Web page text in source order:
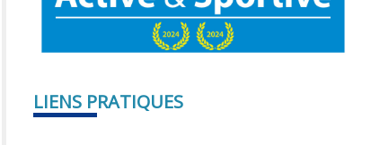
LIENS PRATIQUES